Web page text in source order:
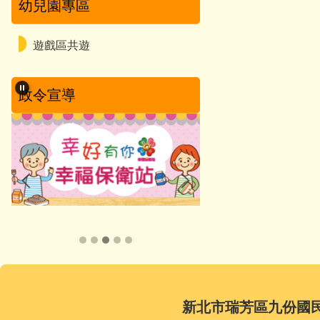
幼兒園專區
遊戲區共遊
政令宣導
新北市瑞芳區九份國